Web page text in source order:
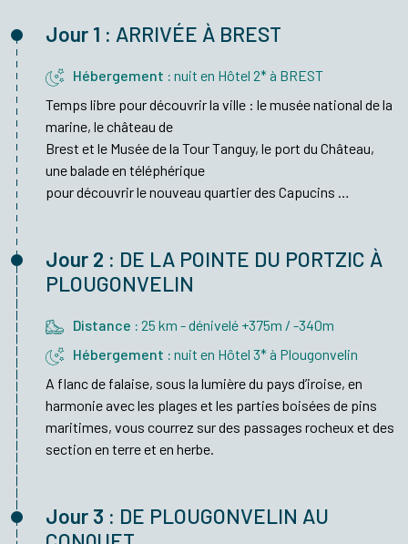
Jour 1 : ARRIVÉE À BREST
Hébergement : nuit en Hôtel 2* à BREST
Temps libre pour découvrir la ville : le musée national de la
marine, le château de
Brest et le Musée de la Tour Tanguy, le port du Château,
une balade en téléphérique
pour découvrir le nouveau quartier des Capucins …
Jour 2 : DE LA POINTE DU PORTZIC À
PLOUGONVELIN
Distance : 25 km - dénivelé +375m / -340m
Hébergement : nuit en Hôtel 3* à Plougonvelin
A flanc de falaise, sous la lumière du pays d’iroise, en
harmonie avec les plages et les parties boisées de pins
maritimes, vous courrez sur des passages rocheux et des
section en terre et en herbe.
Jour 3 : DE PLOUGONVELIN AU